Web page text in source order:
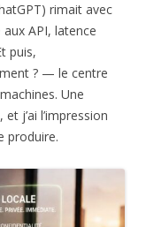
rimait avec
API, latence
puis,
? — le centre
Une
j’ai l’impression
produire.